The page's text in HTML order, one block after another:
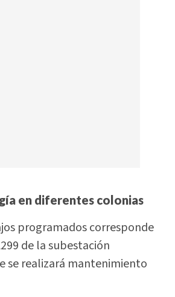
en diferentes colonias
programados corresponde
de la subestación
se realizará mantenimiento